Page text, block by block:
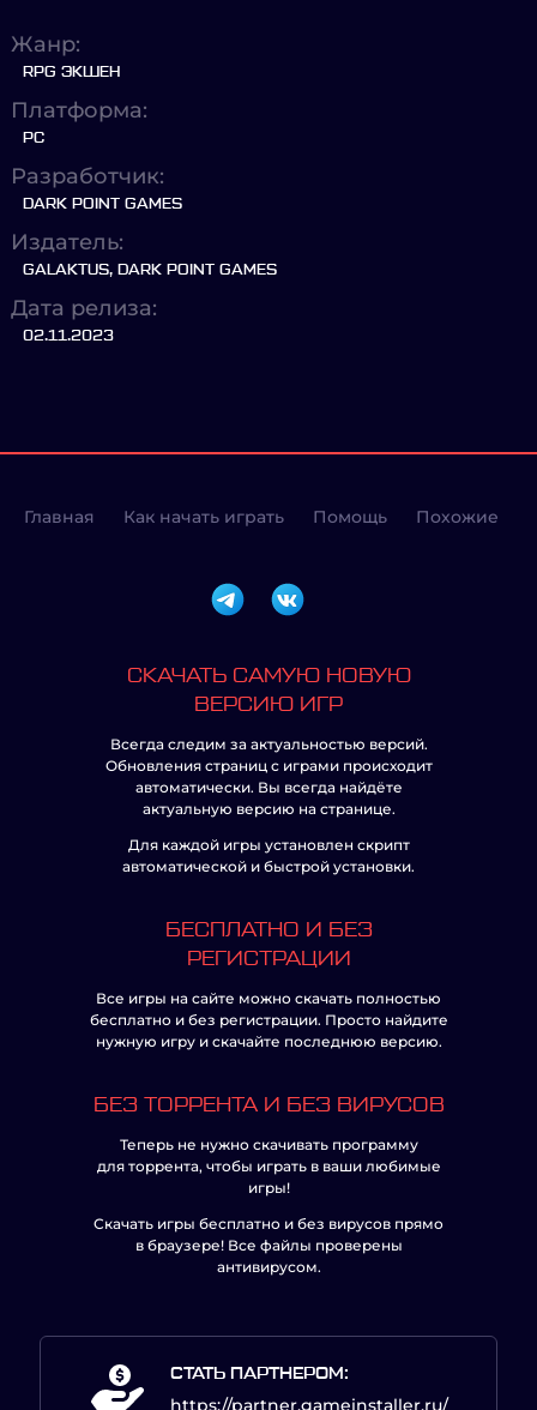
Жанр:
RPG ЭКШЕН
Платформа:
PC
Разработчик:
DARK POINT GAMES
Издатель:
GALAKTUS, DARK POINT GAMES
Дата релиза:
02.11.2023
Главная Как начать играть Помощь Похожие
СКАЧАТЬ САМУЮ НОВУЮ
ВЕРСИЮ ИГР
Всегда следим за актуальностью версий.
Обновления страниц с играми происходит
автоматически. Вы всегда найдёте
актуальную версию на странице.
Для каждой игры установлен скрипт
автоматической и быстрой установки.
БЕСПЛАТНО И БЕЗ
РЕГИСТРАЦИИ
Все игры на сайте можно скачать полностью
бесплатно и без регистрации. Просто найдите
нужную игру и скачайте последнюю версию.
БЕЗ ТОРРЕНТА И БЕЗ ВИРУСОВ
Теперь не нужно скачивать программу
для торрента, чтобы играть в ваши любимые
игры!
Скачать игры бесплатно и без вирусов прямо
в браузере! Все файлы проверены
антивирусом.
СТАТЬ ПАРТНЕРОМ:
https://partner.gameinstaller.ru/